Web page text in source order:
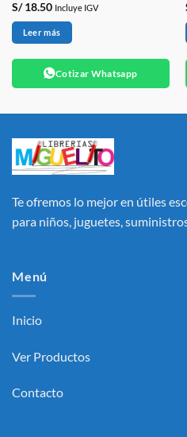
S/18.50 Incluye IGV
Leer más
Cotizar Whatsapp
Te ofremos lo mejor en útiles
para niños, juguetes,
Menú
Inicio
Ver Productos
Contacto